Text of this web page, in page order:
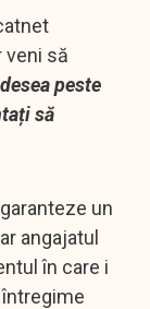
veni să
peste
să
un
angajatul
în care i